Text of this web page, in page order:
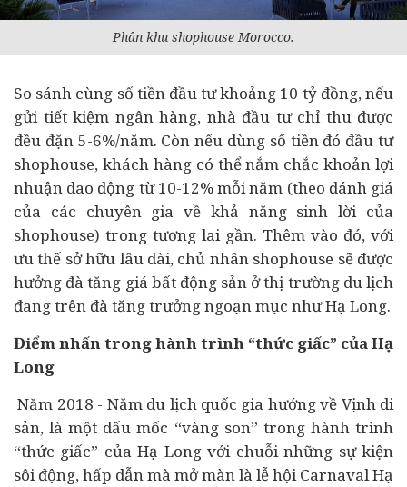
Phân khu shophouse Morocco.
So sánh cùng số tiền đầu tư khoảng 10 tỷ đồng, nếu
gửi tiết kiệm ngân hàng, nhà đầu tư chỉ thu được
đều đặn 5-6%/năm. Còn nếu dùng số tiền đó đầu tư
shophouse, khách hàng có thể nắm chắc khoản lợi
nhuận dao động từ 10-12% mỗi năm (theo đánh giá
của các chuyên gia về khả năng sinh lời của
shophouse) trong tương lai gần. Thêm vào đó, với
ưu thế sở hữu lâu dài, chủ nhân shophouse sẽ được
hưởng đà tăng giá bất động sản ở thị trường du lịch
đang trên đà tăng trưởng ngoạn mục như Hạ Long.
Điểm nhấn trong hành trình “thức giấc” của Hạ
Long
Năm 2018 - Năm du lịch quốc gia hướng về Vịnh di
sản, là một dấu mốc “vàng son” trong hành trình
“thức giấc” của Hạ Long với chuỗi những sự kiện
sôi động, hấp dẫn mà mở màn là lễ hội Carnaval Hạ